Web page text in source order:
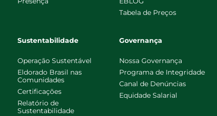
Tabela de Preços
Sustentabilidade
Operação Sustentável
Eldorado Brasil nas
Comunidades
Certificações
Relatório de
Sustentabilidade
Governança
Nossa Governança
Programa de Integridade
Canal de Denúncias
Equidade Salarial